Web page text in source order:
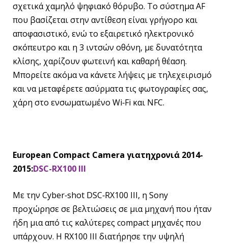
σχετικά χαμηλό ψηφιακό θόρυβο. Το σύστημα AF
που βασίζεται στην αντίθεση είναι γρήγορο και
αποφασιστικό, ενώ το εξαιρετικό ηλεκτρονικό
σκόπευτρο και η 3 ιντσών οθόνη, με δυνατότητα
κλίσης, χαρίζουν φωτεινή και καθαρή θέαση.
Μπορείτε ακόμα να κάνετε λήψεις με τηλεχειρισμό
και να μεταφέρετε ασύρματα τις φωτογραφίες σας,
χάρη στο ενσωματωμένο Wi‐Fi και NFC.
European Compact Camera γιατηχρονιά 2014-
2015:DSC-RX100 III
Με την Cyber‐shot DSC‐RX100 III, η Sony
προχώρησε σε βελτιώσεις σε μια μηχανή που ήταν
ήδη μια από τις καλύτερες compact μηχανές που
υπάρχουν. Η RX100 III διατήρησε την υψηλή